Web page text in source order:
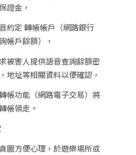
證金，
約定 轉帳帳戶（網路銀行
帳戶餘額），
被害人提供語音查詢餘額密
地址等相關資料以便確認，
帳功能（網路電子交易）將
帳領走。
圖方便心理，於遊樂場所或